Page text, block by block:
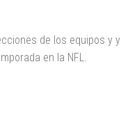
de los equipos y y
en la NFL.